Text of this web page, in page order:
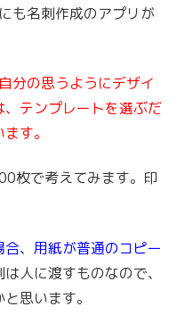
も名刺作成のアプリが
分の思うようにデザイ
テンプレートを選ぶだ
す。
枚で考えてみます。印
、用紙が普通のコピー
は人に渡すものなので、
思います。